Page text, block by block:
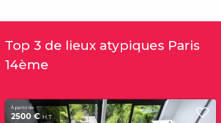
Top 3 de lieux atypiques Paris
14ème
À partir de
2500 € H.T